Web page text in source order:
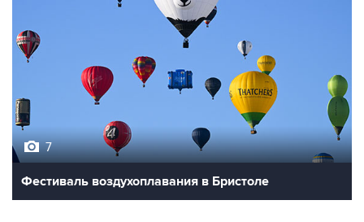
7
Фестиваль воздухоплавания в Бристоле